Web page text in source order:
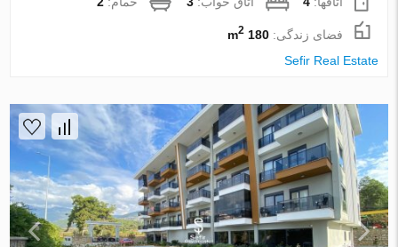
فضای زندگی:180 m
2
Sefir Real Estate